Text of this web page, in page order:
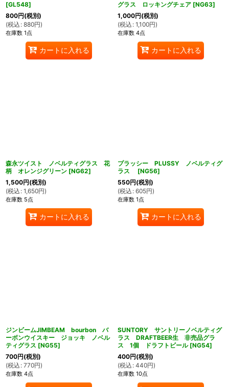
[GL548]
800円(税別)
(税込 : 880円)
在庫数 1点
カートに入れる
グラス ロッキングチェア [NG63]
1,000円(税別)
(税込 : 1,100円)
在庫数 4点
カートに入れる
森永ツイスト ノベルティグラス 花
柄 オレンジグリーン [NG62]
1,500円(税別)
(税込 : 1,650円)
在庫数 5点
カートに入れる
プラッシー PLUSSY ノベルティグ
ラス
[NG56]
550円(税別)
(税込 : 605円)
在庫数 1点
カートに入れる
ジンビームJIMBEAM bourbon バ
ーボンウイスキー ジョッキ ノベル
ティグラス [NG55]
700円(税別)
(税込 : 770円)
在庫数 4点
SUNTORY サントリーノベルティグ
ラス DRAFTBEER生 非売品グラ
ス 1個 ドラフトビール [NG54]
400円(税別)
(税込 : 440円)
在庫数 10点